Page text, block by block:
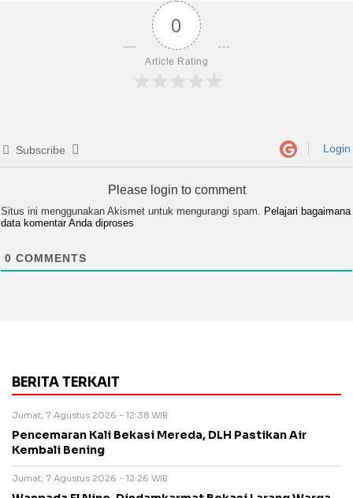
0
Article Rating
Subscribe Login
Please login to comment
Situs ini menggunakan Akismet untuk mengurangi spam. Pelajari bagaimana
data komentar Anda diproses
0 COMMENTS
BERITA TERKAIT
Jumat, 7 Agustus 2026 - 12:38 WIB
Pencemaran Kali Bekasi Mereda, DLH Pastikan Air
Kembali Bening
Jumat, 7 Agustus 2026 - 12:26 WIB